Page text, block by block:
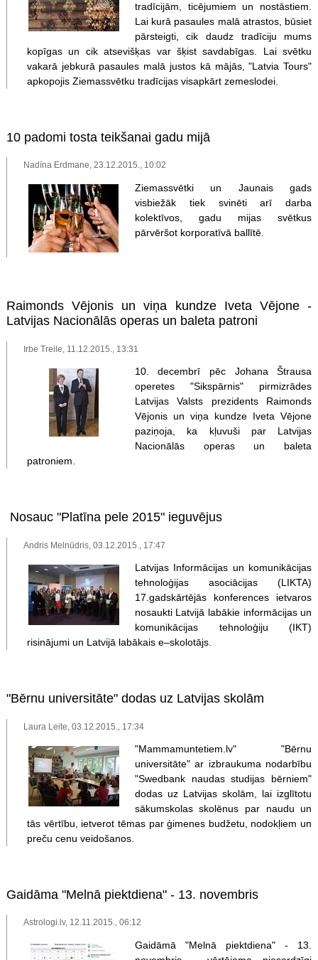
tradīcijām, ticējumiem un nostāstiem.
Lai kurā pasaules malā atrastos, būsiet
pārsteigti, cik daudz tradīciju mums
kopīgas un cik atsevišķas var šķist savdabīgas. Lai svētku
vakarā jebkurā pasaules malā justos kā mājās, "Latvia Tours"
apkopojis Ziemassvētku tradīcijas visapkārt zemeslodei.
10 padomi tosta teikšanai gadu mijā
Nadīna Erdmane, 23.12.2015., 10:02
Ziemassvētki un Jaunais gads
visbiežāk tiek svinēti arī darba
kolektīvos, gadu mijas svētkus
pārvēršot korporatīvā ballītē.
Raimonds Vējonis un viņa kundze Iveta Vējone -
Latvijas Nacionālās operas un baleta patroni
Irbe Treile, 11.12.2015., 13:31
10. decembrī pēc Johana Štrausa
operetes "Sikspārnis" pirmizrādes
Latvijas Valsts prezidents Raimonds
Vējonis un viņa kundze Iveta Vējone
paziņoja, ka kļuvuši par Latvijas
Nacionālās operas un baleta
patroniem.
Nosauc "Platīna pele 2015" ieguvējus
Andris Melnūdris, 03.12.2015., 17:47
Latvijas Informācijas un komunikācijas
tehnoloģijas asociācijas (LIKTA)
17.gadskārtējās konferences ietvaros
nosaukti Latvijā labākie informācijas un
komunikācijas tehnoloģiju (IKT)
risinājumi un Latvijā labākais e–skolotājs.
"Bērnu universitāte" dodas uz Latvijas skolām
Laura Leite, 03.12.2015., 17:34
"Mammamuntetiem.lv" "Bērnu
universitāte" ar izbraukuma nodarbību
"Swedbank naudas studijas bērniem"
dodas uz Latvijas skolām, lai izglītotu
sākumskolas skolēnus par naudu un
tās vērtību, ietverot tēmas par ģimenes budžetu, nodokļiem un
preču cenu veidošanos.
Gaidāma "Melnā piektdiena" - 13. novembris
Astrologi.lv, 12.11.2015., 06:12
Gaidāmā "Melnā piektdiena" - 13.